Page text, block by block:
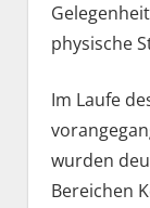
physische
Im Laufe
wurden
Bereichen